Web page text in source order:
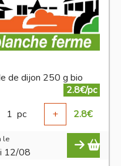
de dijon 250 g bio
2.8€/pc
1 pc + 2.8€
le
12/08